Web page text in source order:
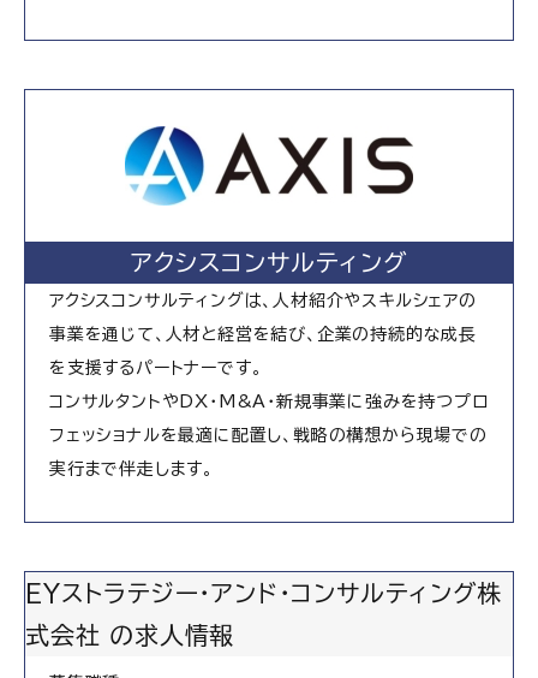
アクシスコンサルティング
アクシスコンサルティングは、人材紹介やスキルシェアの
事業を通じて、人材と経営を結び、企業の持続的な成長
を支援するパートナーです。
コンサルタントやDX・M&A・新規事業に強みを持つプロ
フェッショナルを最適に配置し、戦略の構想から現場での
実行まで伴走します。
EYストラテジー・アンド・コンサルティング株
式会社 の求人情報